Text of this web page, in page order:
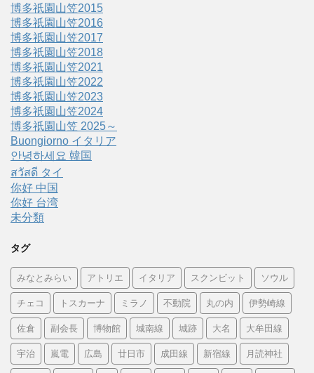
博多祇園山笠2015
博多祇園山笠2016
博多祇園山笠2017
博多祇園山笠2018
博多祇園山笠2021
博多祇園山笠2022
博多祇園山笠2023
博多祇園山笠2024
博多祇園山笠 2025～
Buongiorno イタリア
안녕하세요 韓国
สวัสดี タイ
你好 中国
你好 台湾
未分類
タグ
みなとみらい アトリエ イタリア スクンビット ソウル
チェコ トスカーナ ミラノ 不動院 丸の内 伊勢崎線
佐倉 副会長 博物館 城南線 城跡 大名 大牟田線
宇治 嵐電 広島 廿日市 成田線 新宿線 月読神社